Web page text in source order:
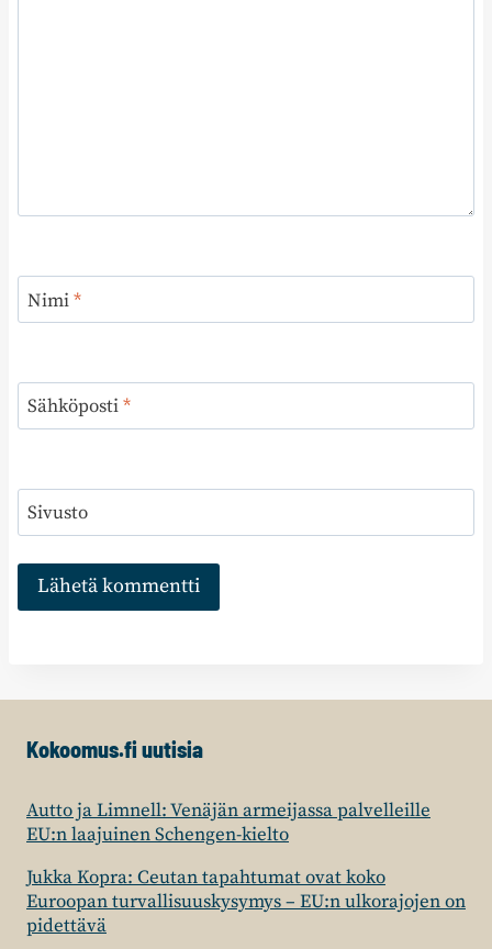
Nimi*
Sähköposti*
Sivusto
Kokoomus.fi uutisia
Autto ja Limnell: Venäjän armeijassa palvelleille
EU:n laajuinen Schengen-kielto
Jukka Kopra: Ceutan tapahtumat ovat koko
Euroopan turvallisuuskysymys – EU:n ulkorajojen on
pidettävä